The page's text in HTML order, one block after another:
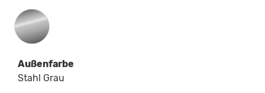
Außenfarbe
Stahl Grau